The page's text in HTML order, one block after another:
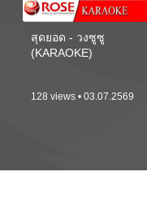
สุดยอด - วงซูซู
(KARAOKE)
128 views • 03.07.2569